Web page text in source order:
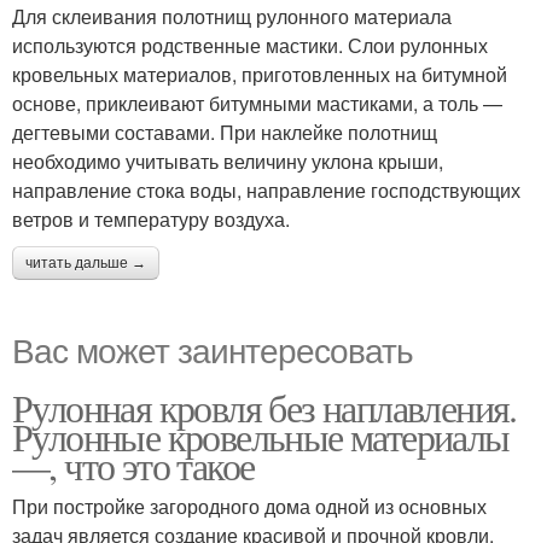
Для склеивания полотнищ рулонного материала
используются родственные мастики. Слои рулонных
кровельных материалов, приготовленных на битумной
основе, приклеивают битумными мастиками, а толь —
дегтевыми составами. При наклейке полотнищ
необходимо учитывать величину уклона крыши,
направление стока воды, направление господствующих
ветров и температуру воздуха.
читать дальше →
Вас может заинтересовать
Рулонная кровля без наплавления.
Рулонные кровельные материалы
—, что это такое
При постройке загородного дома одной из основных
задач является создание красивой и прочной кровли.